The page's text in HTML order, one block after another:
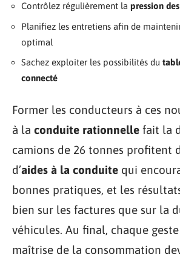
Contrôlez régulièrement la pression
Planifiez les entretiens afin de
optimal
Sachez exploiter les possibilités du
connecté
Former les conducteurs à ces
à la conduite rationnelle fait la
camions de 26 tonnes profitent
d’aides à la conduite qui
bonnes pratiques, et les
bien sur les factures que sur la
véhicules. Au final, chaque
maîtrise de la consommation